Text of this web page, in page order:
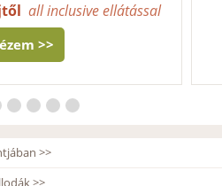
all inclusive ellátással
>>
>>
>>